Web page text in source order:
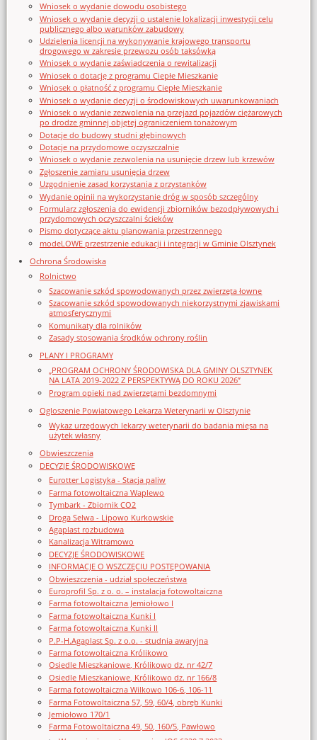
Wniosek o wydanie dowodu osobistego
Wniosek o wydanie decyzji o ustalenie lokalizacji inwestycji celu
publicznego albo warunków zabudowy
Udzielenia licencji na wykonywanie krajowego transportu
drogowego w zakresie przewozu osób taksówką
Wniosek o wydanie zaświadczenia o rewitalizacji
Wniosek o dotację z programu Ciepłe Mieszkanie
Wniosek o płatność z programu Ciepłe Mieszkanie
Wniosek o wydanie decyzji o środowiskowych uwarunkowaniach
Wniosek o wydanie zezwolenia na przejazd pojazdów ciężarowych
po drodze gminnej objętej ograniczeniem tonażowym
Dotacje do budowy studni głębinowych
Dotacje na przydomowe oczyszczalnie
Wniosek o wydanie zezwolenia na usunięcie drzew lub krzewów
Zgłoszenie zamiaru usunięcia drzew
Uzgodnienie zasad korzystania z przystanków
Wydanie opinii na wykorzystanie dróg w sposób szczególny
Formularz zgłoszenia do ewidencji zbiorników bezodpływowych i
przydomowych oczyszczalni ścieków
Pismo dotyczące aktu planowania przestrzennego
modeLOWE przestrzenie edukacji i integracji w Gminie Olsztynek
Ochrona Środowiska
Rolnictwo
Szacowanie szkód spowodowanych przez zwierzęta łowne
Szacowanie szkód spowodowanych niekorzystnymi zjawiskami
atmosferycznymi
Komunikaty dla rolników
Zasady stosowania środków ochrony roślin
PLANY I PROGRAMY
„PROGRAM OCHRONY ŚRODOWISKA DLA GMINY OLSZTYNEK
NA LATA 2019-2022 Z PERSPEKTYWĄ DO ROKU 2026”
Program opieki nad zwierzętami bezdomnymi
Ogloszenie Powiatowego Lekarza Weterynarii w Olsztynie
Wykaz urzędowych lekarzy weterynarii do badania mięsa na
użytek własny
Obwieszczenia
DECYZJE ŚRODOWISKOWE
Eurotter Logistyka - Stacja paliw
Farma fotowoltaiczna Waplewo
Tymbark - Zbiornik CO2
Droga Selwa - Lipowo Kurkowskie
Agaplast rozbudowa
Kanalizacja Witramowo
DECYZJE ŚRODOWISKOWE
INFORMACJE O WSZCZĘCIU POSTĘPOWANIA
Obwieszczenia - udział społeczeństwa
Europrofil Sp. z o. o. – instalacja fotowoltaiczna
Farma fotowoltaiczna Jemiołowo I
Farma fotowoltaiczna Kunki I
Farma fotowoltaiczna Kunki II
P.P-H.Agaplast Sp. z o.o. - studnia awaryjna
Farma fotowoltaiczna Królikowo
Osiedle Mieszkaniowe, Królikowo dz. nr 42/7
Osiedle Mieszkaniowe, Królikowo dz. nr 166/8
Farma fotowoltaiczna Wilkowo 106-6, 106-11
Farma Fotowoltaiczna 57, 59, 60/4, obręb Kunki
Jemiołowo 170/1
Farma Fotowoltaiczna 49, 50, 160/5, Pawłowo